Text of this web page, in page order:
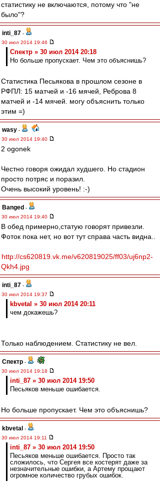
статистику не включаются, потому что "не
было"?
inti_87 -
30 июл 2014 19:46
Спектр » 30 июл 2014 20:18
Но больше пропускает. Чем это объяснишь?
Статистика Песьякова в прошлом сезоне в
РФПЛ: 15 матчей и -16 мячей, Реброва 8
матчей и -14 мячей. могу объяснить только
этим =)
wasy -
30 июл 2014 19:40
2 ogonek
Честно говоря ожидал худшего. Но стадион
просто потряс и поразил.
Очень высокий уровень! :-)
Banged -
30 июл 2014 19:40
В обед примерно,статую говорят привезли.
Фоток пока нет, но вот тут справа часть видна..
http://cs620819.vk.me/v620819025/ff03/uj6np2-
Qkh4.jpg
inti_87 -
30 июл 2014 19:37
kbvetal » 30 июл 2014 20:11
чем докажешь?
Только наблюдением. Статистику не вел.
Спектр -
30 июл 2014 19:18
inti_87 » 30 июл 2014 19:50
Песьяков меньше ошибается.
Но больше пропускает. Чем это объяснишь?
kbvetal -
30 июл 2014 19:11
inti_87 » 30 июл 2014 19:50
Песьяков меньше ошибается. Просто так
сложилось, что Сергея все костерят даже за
незначительные ошибки, а Артему прощают
огромное количество грубых ошибок.